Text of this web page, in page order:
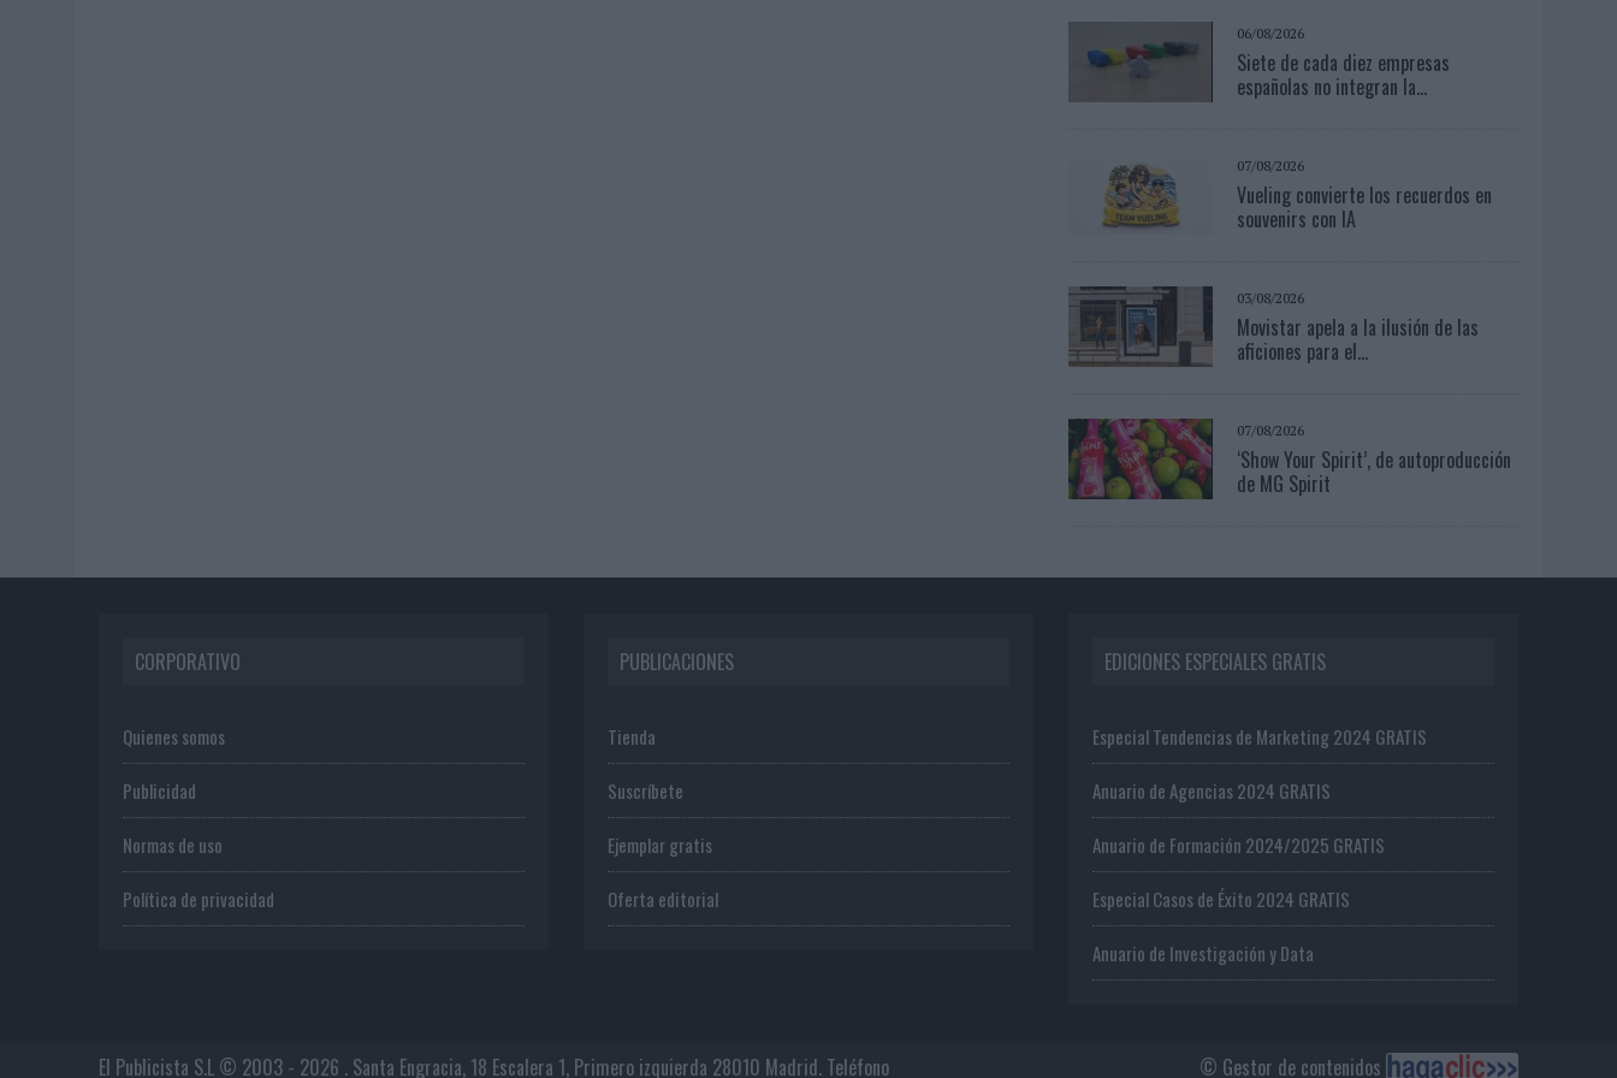
06/08/2026
Siete de cada diez empresas
españolas no integran la...
07/08/2026
Vueling convierte los recuerdos en
souvenirs con IA
03/08/2026
Movistar apela a la ilusión de las
aficiones para el...
07/08/2026
‘Show Your Spirit’, de autoproducción
de MG Spirit
CORPORATIVO
Quienes somos
Publicidad
Normas de uso
Política de privacidad
PUBLICACIONES
Tienda
Suscríbete
Ejemplar gratis
Oferta editorial
EDICIONES ESPECIALES GRATIS
Especial Tendencias de Marketing 2024 GRATIS
Anuario de Agencias 2024 GRATIS
Anuario de Formación 2024/2025 GRATIS
Especial Casos de Éxito 2024 GRATIS
Anuario de Investigación y Data
© Gestor de contenidos
El Publicista S.L © 2003 - 2026 . Santa Engracia, 18 Escalera 1, Primero izquierda 28010 Madrid. Teléfono